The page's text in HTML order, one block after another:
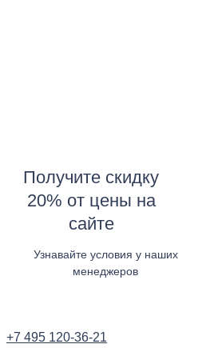
Получите скидку
20% от цены на
сайте
Узнавайте условия у наших
менеджеров
+7 495 120-36-21